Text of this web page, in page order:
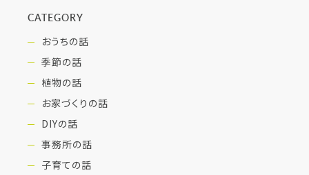
CATEGORY
おうちの話
季節の話
植物の話
お家づくりの話
DIYの話
事務所の話
子育ての話